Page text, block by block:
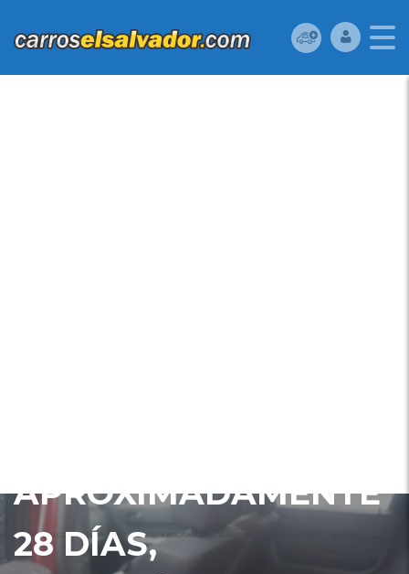
APROXIMADAMENTE
28 DÍAS,